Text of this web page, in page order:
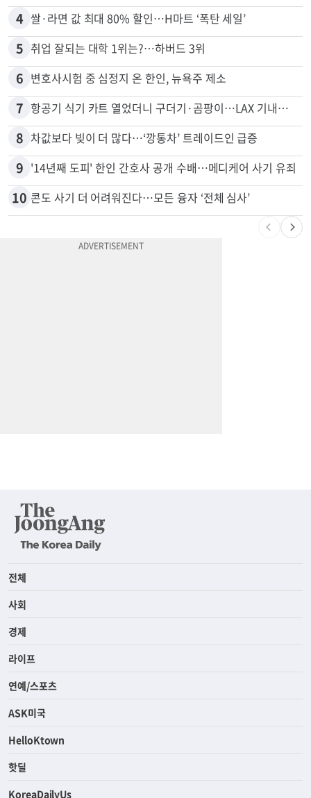
3 김원석 투자 사기 논란 고발 영상 파장
4 쌀·라면 값 최대 80% 할인…H마트 ‘폭탄 세일’
5 취업 잘되는 대학 1위는?…하버드 3위
6 변호사시험 중 심정지 온 한인, 뉴욕주 제소
7
8 차값보다 빚이 더 많다…‘깡통차’ 트레이드인 급증
9 '14년째 도피' 한인 간호사 공개 수배…메디케어 사기 유죄
전체
사회
경제
라이프
연예/스포츠
ASK미국
HelloKtown